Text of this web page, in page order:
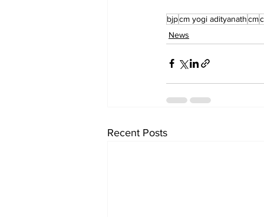
bjpcm yogi adityanathcm
News
Recent Posts